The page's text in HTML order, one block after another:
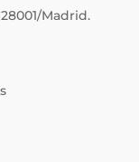
Madrid.